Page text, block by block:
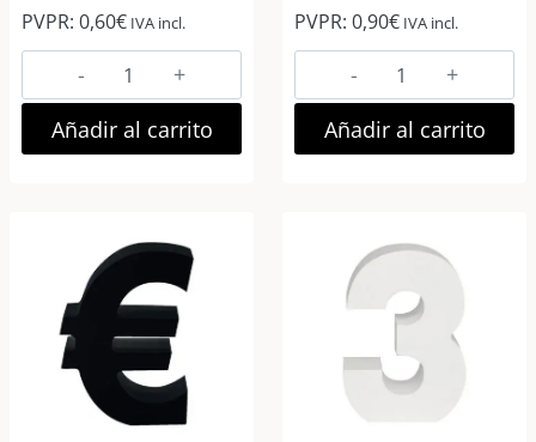
PVPR: 0,60€ IVA incl.
AP
Letra
Decorativa
MDF
Z
7×10
Blanca
cantidad
Añadir al carrito
PVPR: 0,90€ IVA incl.
AP
Letra
Decorativa
MDF
D
Negra
cantidad
Añadir al carrito